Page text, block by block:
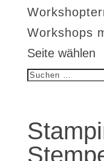
Workshops
Seite wählen